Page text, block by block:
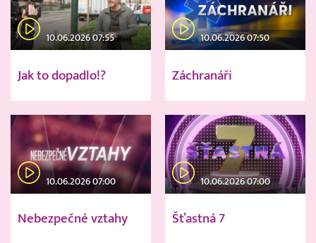
10.06.2026 07:55
Jak to dopadlo!?
10.06.2026 07:50
Záchranáři
10.06.2026 07:00
Nebezpečné vztahy
10.06.2026 07:00
Šťastná 7